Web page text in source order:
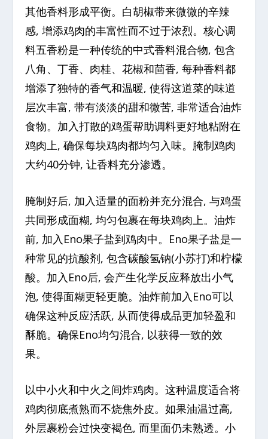
其他香料形成平衡。白胡椒带来微微的辛辣
感, 增添鸡肉的丰富性而不过于浓烈。核心调
料五香粉是一种传统的中式香料混合物, 包含
八角、丁香、肉桂、花椒和茴香, 每种香料都
增添了独特的香气和温暖, 使得这道菜的味道
层次丰富, 带有淡淡的甜和微苦, 非常适合油炸
食物。加入打散的鸡蛋帮助调料更好地粘附在
鸡肉上, 确保每块鸡肉都均匀入味。腌制鸡肉
大约40分钟, 让香料充分渗透。
腌制好后, 加入适量的面粉并充分混合, 与鸡蛋
共同形成面糊, 均匀包裹在每块鸡肉上。油炸
前, 加入Eno果子盐到鸡肉中。Eno果子盐是一
种常见的抗酸剂, 包含碳酸氢钠(小苏打)和柠檬
酸。加入Eno后, 会产生化学反应释放出小气
泡, 使得面糊更轻更脆。油炸前加入Eno可以
确保这种反应活跃, 从而使得成品更加轻盈和
酥脆。确保Eno均匀混合, 以获得一致的效
果。
以中小火和中火之间炸鸡肉。这种温度适合将
鸡肉彻底煮熟而不烧焦外皮。如果油温过高,
外层裹粉会过快变褐色, 而里面仍未熟透。小